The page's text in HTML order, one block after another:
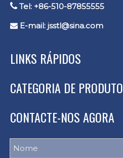
 Tel: +86-510-87855555
 E-mail: jsstl@sina.com
LINKS RÁPIDOS
CATEGORIA DE PRODUTO
CONTACTE-NOS AGORA